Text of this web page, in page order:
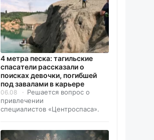
4 метра песка: тагильские
спасатели рассказали о
поисках девочки, погибшей
под завалами в карьере
06.08
Решается вопрос о
привлечении
специалистов «Центроспаса».